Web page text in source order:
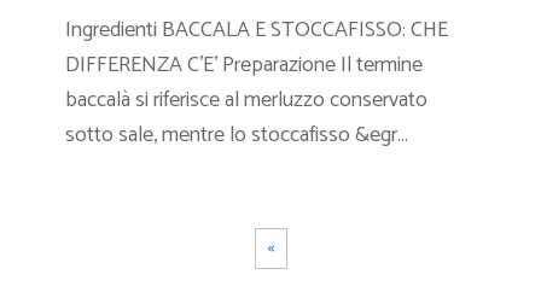
Ingredienti BACCALA E STOCCAFISSO: CHE
DIFFERENZA C’E’ Preparazione Il termine
baccalà si riferisce al merluzzo conservato
sotto sale, mentre lo stoccafisso &egr...
«